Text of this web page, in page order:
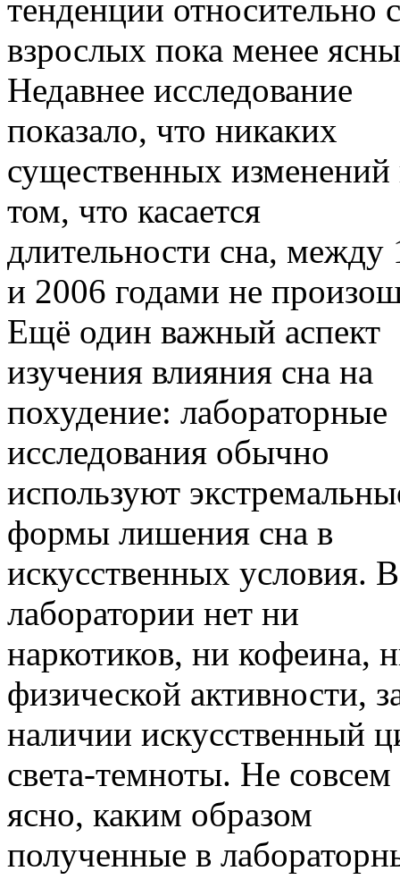
тенденции относительно
взрослых пока менее
Недавнее исследование
показало, что никаких
существенных изменений
том, что касается
длительности сна, между
и 2006 годами не
Ещё один важный аспект
изучения влияния сна на
похудение: лабораторные
исследования обычно
используют
формы лишения сна в
искусственных условия. В
лаборатории нет ни
наркотиков, ни кофеина,
физической активности,
наличии искусственный
света-темноты. Не совсем
ясно, каким образом
полученные в